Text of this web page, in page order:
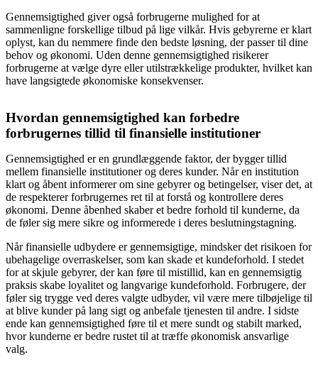
Gennemsigtighed giver også forbrugerne mulighed for at
sammenligne forskellige tilbud på lige vilkår. Hvis gebyrerne er klart
oplyst, kan du nemmere finde den bedste løsning, der passer til dine
behov og økonomi. Uden denne gennemsigtighed risikerer
forbrugerne at vælge dyre eller utilstrækkelige produkter, hvilket kan
have langsigtede økonomiske konsekvenser.
Hvordan gennemsigtighed kan forbedre
forbrugernes tillid til finansielle institutioner
Gennemsigtighed er en grundlæggende faktor, der bygger tillid
mellem finansielle institutioner og deres kunder. Når en institution
klart og åbent informerer om sine gebyrer og betingelser, viser det, at
de respekterer forbrugernes ret til at forstå og kontrollere deres
økonomi. Denne åbenhed skaber et bedre forhold til kunderne, da
de føler sig mere sikre og informerede i deres beslutningstagning.
Når finansielle udbydere er gennemsigtige, mindsker det risikoen for
ubehagelige overraskelser, som kan skade et kundeforhold. I stedet
for at skjule gebyrer, der kan føre til mistillid, kan en gennemsigtig
praksis skabe loyalitet og langvarige kundeforhold. Forbrugere, der
føler sig trygge ved deres valgte udbyder, vil være mere tilbøjelige til
at blive kunder på lang sigt og anbefale tjenesten til andre. I sidste
ende kan gennemsigtighed føre til et mere sundt og stabilt marked,
hvor kunderne er bedre rustet til at træffe økonomisk ansvarlige
valg.